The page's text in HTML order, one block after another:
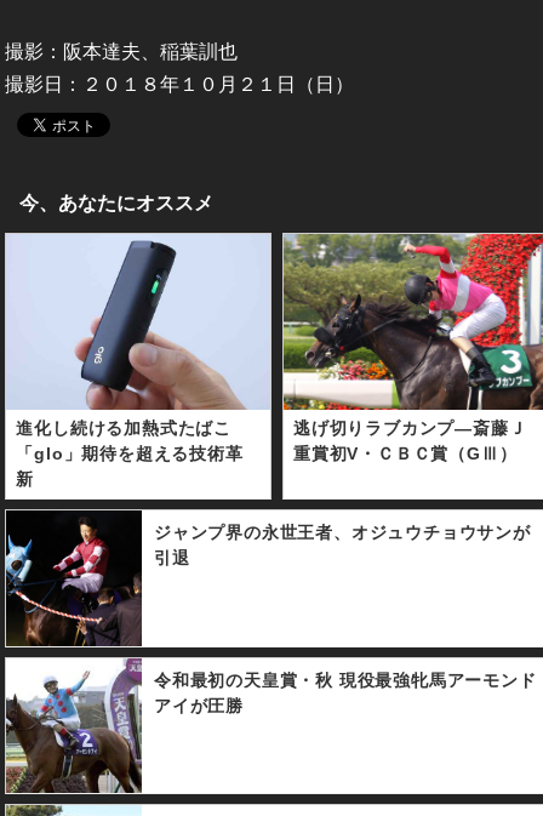
撮影：阪本達夫、稲葉訓也
撮影日：２０１８年１０月２１日（日）
今、あなたにオススメ
進化し続ける加熱式たばこ
「glo」期待を超える技術革
新
逃げ切りラブカンプ―斎藤Ｊ
重賞初V・ＣＢＣ賞（GⅢ）
ジャンプ界の永世王者、オジュウチョウサンが
引退
令和最初の天皇賞・秋 現役最強牝馬アーモンド
アイが圧勝